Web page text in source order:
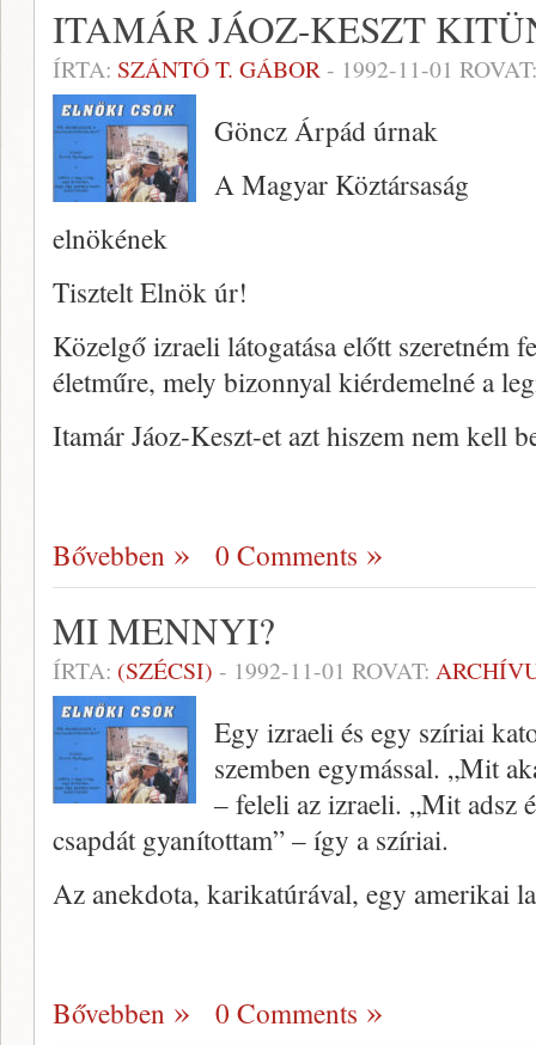
ITAMÁR JÁOZ-KESZT
ÍRTA: SZÁNTÓ T. GÁBOR- 1992-11-01
Göncz Árpád úrnak
A Magyar Köztársaság
elnökének
Tisztelt Elnök úr!
Közelgő izraeli látogatása előtt szeretném
életműre, mely bizonnyal kiérdemelné a
Itamár Jáoz-Keszt-et azt hiszem nem kell
Bővebben 0 Comments
MI MENNYI?
ÍRTA: (SZÉCSI) - 1992-11-01 ROVAT:
Egy izraeli és egy szíriai
szemben egymással. „Mit
– feleli az izraeli. „Mit adsz
csapdát gyanítottam” – így a szíriai.
Az anekdota, karikatúrával, egy amerikai
Bővebben 0 Comments